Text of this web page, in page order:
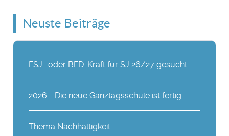
Neuste Beiträge
FSJ- oder BFD-Kraft für SJ 26/27 gesucht
2026 - Die neue Ganztagsschule ist fertig
Thema Nachhaltigkeit